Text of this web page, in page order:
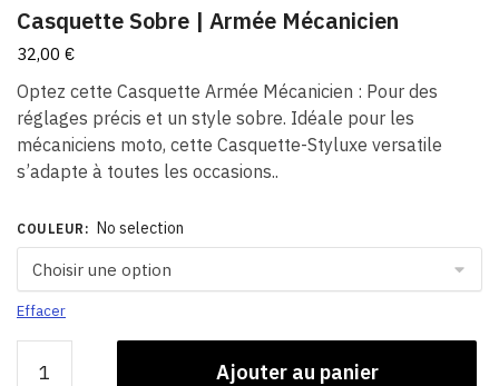
Casquette Sobre​ | Armée Mécanicien
32,00 €
Optez cette Casquette Armée Mécanicien : Pour des
réglages précis et un style sobre. Idéale pour les
mécaniciens moto, cette Casquette-Styluxe versatile
s’adapte à toutes les occasions..
COULEUR : No selection
Effacer
Ajouter au panier